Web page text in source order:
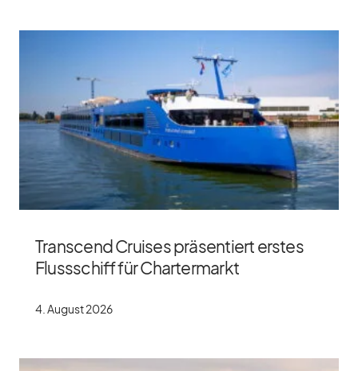
Transcend Cruises präsentiert erstes
Flussschiff für Chartermarkt
4. Au­gust 2026